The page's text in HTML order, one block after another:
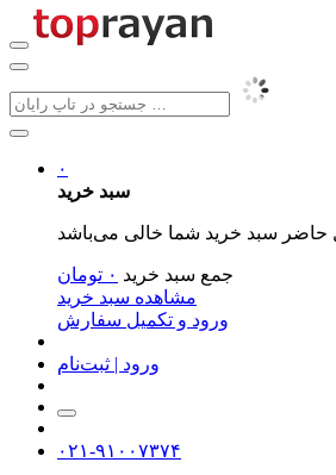
۰
سبد خرید
جمع سبد خرید ۰ تومان
مشاهده سبد خرید
ورود و تکمیل سفارش
ورود | ثبت‌نام
۰۲۱-۹۱۰۰۷۳۷۴